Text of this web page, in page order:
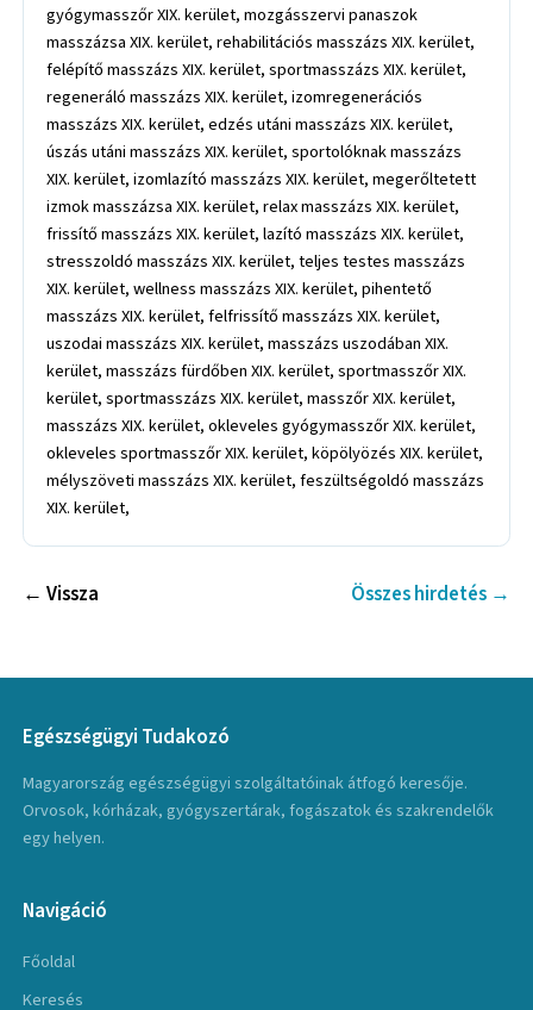
← Vissza Összes hirdetés →
Egészségügyi Tudakozó
Magyarország egészségügyi szolgáltatóinak átfogó keresője.
Orvosok, kórházak, gyógyszertárak, fogászatok és szakrendelők
egy helyen.
Navigáció
Főoldal
Keresés